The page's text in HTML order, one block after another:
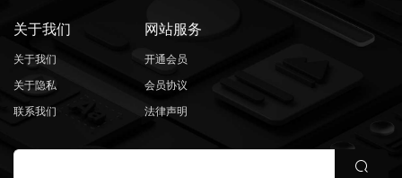
关于我们
关于我们
关于隐私
联系我们
网站服务
开通会员
会员协议
法律声明